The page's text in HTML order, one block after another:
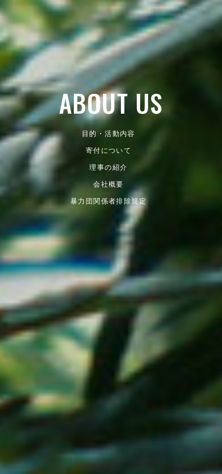
ABOUT US
目的・活動内容
寄付について
理事の紹介
会社概要
暴力団関係者排除規定